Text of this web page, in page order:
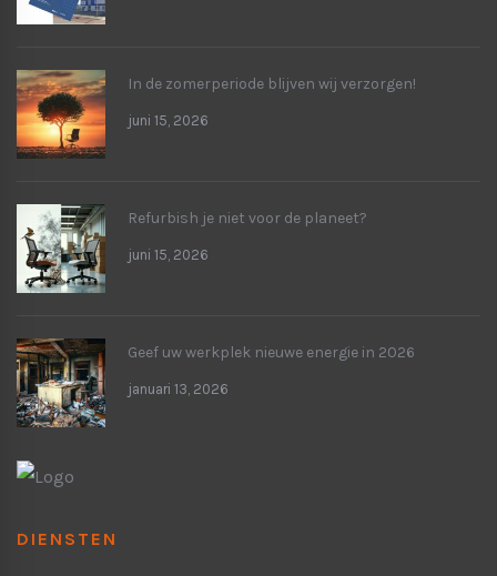
In de zomerperiode blijven wij verzorgen!
juni 15, 2026
Refurbish je niet voor de planeet?
juni 15, 2026
Geef uw werkplek nieuwe energie in 2026
januari 13, 2026
DIENSTEN